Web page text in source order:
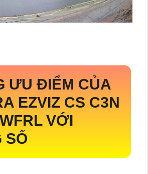
ƯU ĐIỂM CỦA
EZVIZ CS C3N
VỚI
SỐ